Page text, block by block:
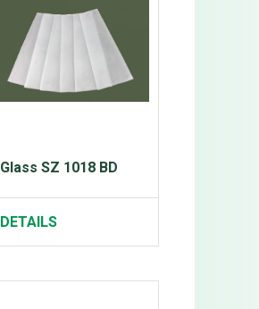
Glass SZ 1018 BD
DETAILS